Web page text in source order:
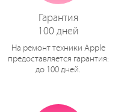
Гарантия
100 дней
На ремонт техники Apple
предоставляется гарантия:
до 100 дней.